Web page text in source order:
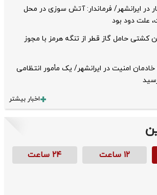
در ایرانشهر/ فرماندار: آتش سوزی در محل
علت دود بود
کشتی حامل گاز قطر از تنگه هرمز با مجوز
خادمان امنیت در ایرانشهر/ یک مأمور انتظامی
اخبار بیشتر
۱۲ ساعت ۲۴ ساعت